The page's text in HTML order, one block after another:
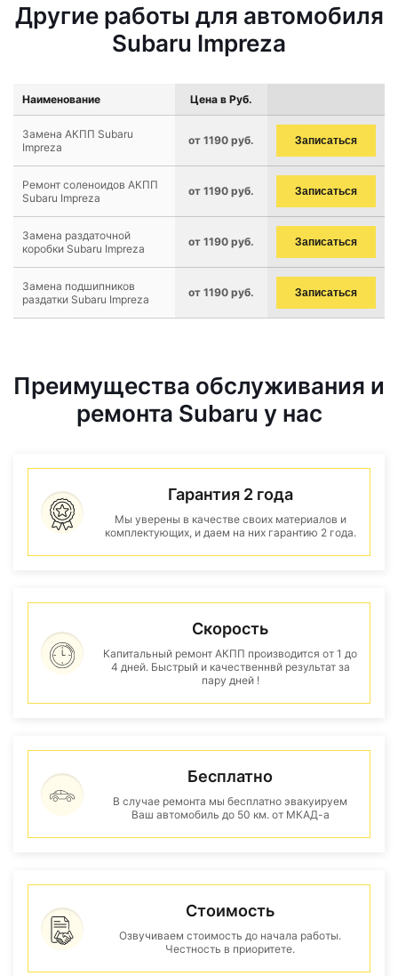
Другие работы для автомобиля
Subaru Impreza
Наименование Цена в Руб.
Замена АКПП Subaru
Impreza
от 1190 руб. Записаться
Ремонт соленоидов АКПП
Subaru Impreza
от 1190 руб. Записаться
Замена раздаточной
коробки Subaru Impreza
от 1190 руб. Записаться
Замена подшипников
раздатки Subaru Impreza
от 1190 руб. Записаться
Преимущества обслуживания и
ремонта Subaru у нас
Гарантия 2 года
Мы уверены в качестве своих материалов и
комплектующих, и даем на них гарантию 2 года.
Скорость
Капитальный ремонт АКПП производится от 1 до
4 дней. Быстрый и качественнвй результат за
пару дней !
Бесплатно
В случае ремонта мы бесплатно эвакуируем
Ваш автомобиль до 50 км. от МКАД-а
Стоимость
Озвучиваем стоимость до начала работы.
Честность в приоритете.